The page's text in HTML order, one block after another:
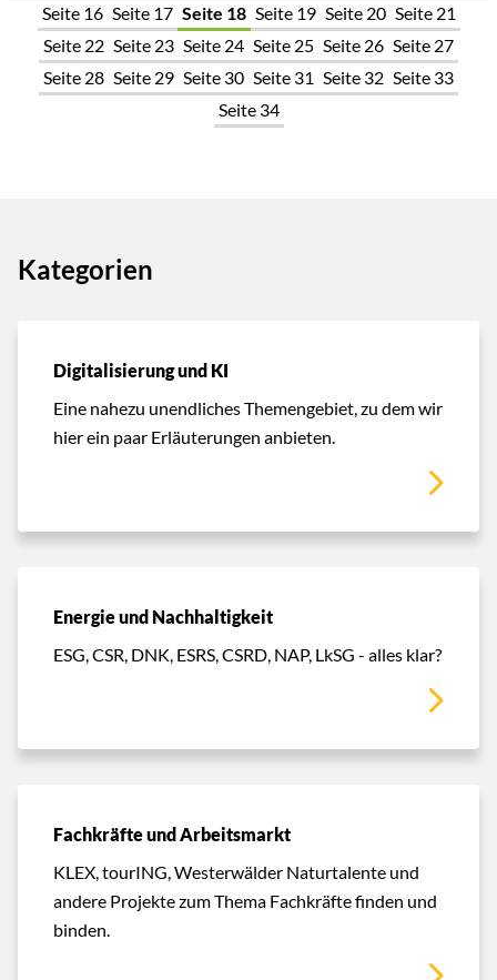
Seite 16 Seite 17 Seite 18 Seite 19 Seite 20 Seite 21
Seite 22 Seite 23 Seite 24 Seite 25 Seite 26 Seite 27
Seite 28 Seite 29 Seite 30 Seite 31 Seite 32 Seite 33
Seite 34
Kategorien
Digitalisierung und KI
Eine nahezu unendliches Themengebiet, zu dem wir
hier ein paar Erläuterungen anbieten.
Energie und Nachhaltigkeit
ESG, CSR, DNK, ESRS, CSRD, NAP, LkSG - alles klar?
Fachkräfte und Arbeitsmarkt
KLEX, tourING, Westerwälder Naturtalente und
andere Projekte zum Thema Fachkräfte finden und
binden.